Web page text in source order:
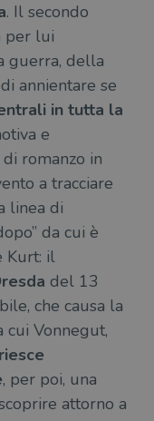
. Il secondo
per lui
guerra, della
annientare se
in tutta la
e
romanzo in
a tracciare
linea di
da cui è
Kurt: il
del 13
che causa la
cui Vonnegut,
riesce
, per poi, una
attorno a